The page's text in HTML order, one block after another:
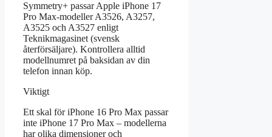
Symmetry+ passar Apple iPhone 17
Pro Max-modeller A3526, A3257,
A3525 och A3527 enligt
Teknikmagasinet (svensk
återförsäljare). Kontrollera alltid
modellnumret på baksidan av din
telefon innan köp.
Viktigt
Ett skal för iPhone 16 Pro Max passar
inte iPhone 17 Pro Max – modellerna
har olika dimensioner och